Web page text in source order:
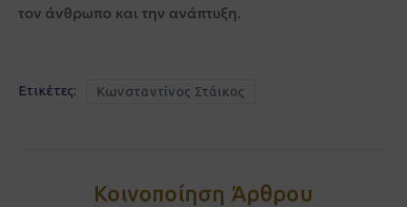
τον άνθρωπο και την ανάπτυξη.
Ετικέτες: Κωνσταντίνος Στάικος
Κοινοποίηση Άρθρου